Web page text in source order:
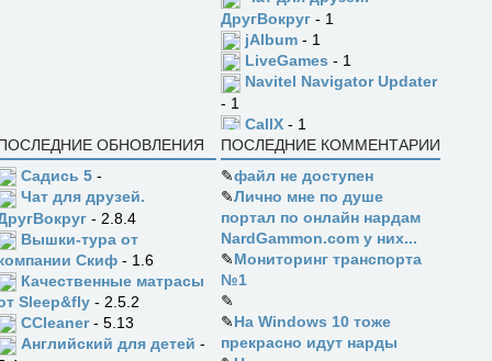
ДругВокруг - 1
jAlbum - 1
LiveGames - 1
Navitel Navigator Updater
- 1
CallX - 1
ОБНОВЛЕНИЯ
Садись 5 -
Чат для друзей.
- 2.8.4
Вышки-тура от
Скиф - 1.6
Качественные матрасы
Sleep&fly - 2.5.2
CCleaner- 5.13
Английский для детей -
ПОСЛЕДНИЕ КОММЕНТАРИИ
✎файл не доступен
✎Лично мне по душе
портал по онлайн нардам
NardGammon.com у них...
✎Мониторинг транспорта
№1
✎
✎На Windows 10 тоже
прекрасно идут нарды